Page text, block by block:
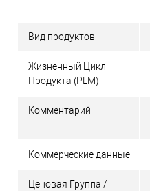
Вид продуктов
Жизненный Цикл
Продукта (PLM)
Комментарий
Коммерческие данные
Ценовая Группа /